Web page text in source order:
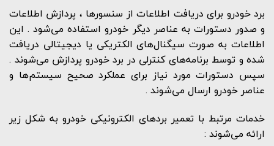
برد خودرو برای دریافت اطلاعات از سنسورها ، پردازش اطلاعات
و صدور دستورات به عناصر دیگر خودرو استفاده می‌شود . این
اطلاعات به صورت سیگنال‌های الکتریکی یا دیجیتالی دریافت
شده و توسط برنامه‌های کنترلی در برد خودرو پردازش می‌شوند .
سپس دستورات مورد نیاز برای عملکرد صحیح سیستم‌ها و
عناصر خودرو ارسال می‌شوند .
خدمات مرتبط با تعمیر بردهای الکترونیکی خودرو به شکل زیر
ارائه می‌شوند :